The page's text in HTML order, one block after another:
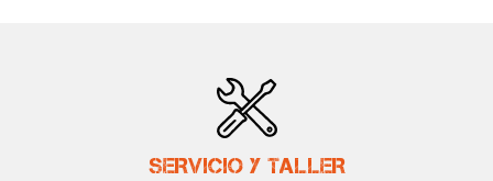
SERVICIO Y TALLER